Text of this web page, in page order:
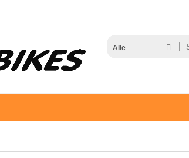
Alle